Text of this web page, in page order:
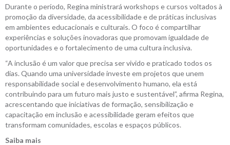
Durante o período, Regina ministrará workshops e cursos voltados à
promoção da diversidade, da acessibilidade e de práticas inclusivas
em ambientes educacionais e culturais. O foco é compartilhar
experiências e soluções inovadoras que promovam igualdade de
oportunidades e o fortalecimento de uma cultura inclusiva.
“A inclusão é um valor que precisa ser vivido e praticado todos os
dias. Quando uma universidade investe em projetos que unem
responsabilidade social e desenvolvimento humano, ela está
contribuindo para um futuro mais justo e sustentável”, afirma Regina,
acrescentando que iniciativas de formação, sensibilização e
capacitação em inclusão e acessibilidade geram efeitos que
transformam comunidades, escolas e espaços públicos.
Saiba mais